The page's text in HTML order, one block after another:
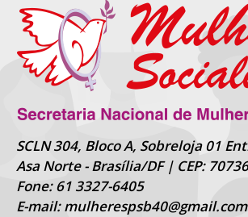
SCLN 304, Bloco A, Sobreloja 01
Asa Norte - Brasília/DF | CEP:
Fone: 61 3327-6405
E-mail: mulherespsb40@gmail.com